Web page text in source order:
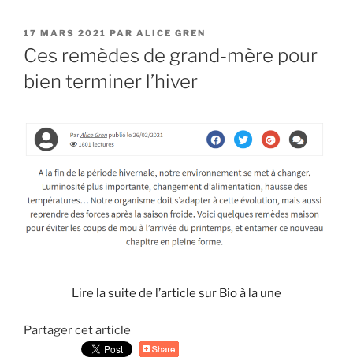
PUBLIÉ
LE
17 MARS 2021 PAR ALICE GREN
Ces remèdes de grand-mère pour
bien terminer l’hiver
Lire la suite de l’article sur Bio à la une
Partager cet article